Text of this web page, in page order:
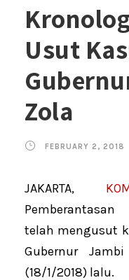
Usut
Zola
FEBRUARY 2, 2018
JAKARTA,
telah mengusut
Gubernur
(18/1/2018) lalu.